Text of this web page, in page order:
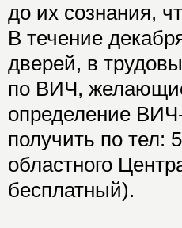
до их сознания,
В течение
дверей, в
по ВИЧ, желающие
определение
получить по тел:
областного
бесплатный).